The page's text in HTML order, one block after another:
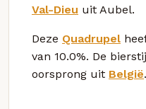
Val-Dieu uit Aubel.
Deze Quadrupel
van 10.0%. De
oorsprong uit België.